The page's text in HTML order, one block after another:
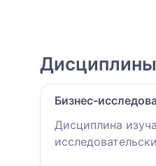
Дисциплины
Бизнес-
Дисциплина